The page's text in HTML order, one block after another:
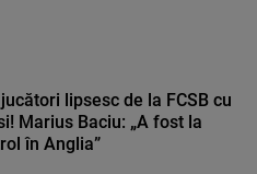
lipsesc de la FCSB cu
Marius Baciu: „A fost la
în Anglia”